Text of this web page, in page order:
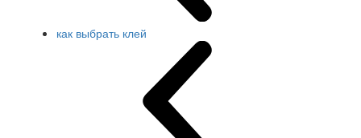
как выбрать клей